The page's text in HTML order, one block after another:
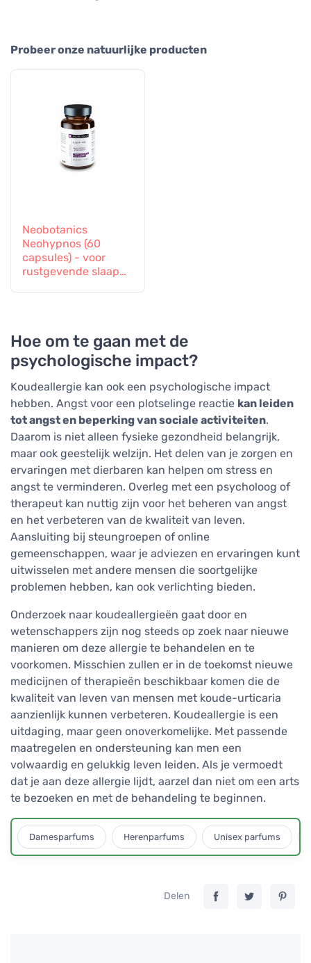
Probeer onze natuurlijke producten
Neobotanics
Neohypnos (60
capsules) - voor
rustgevende slaap
Hoe om te gaan met de
psychologische impact?
Koudeallergie kan ook een psychologische impact
hebben. Angst voor een plotselinge reactie kan leiden
tot angst en beperking van sociale activiteiten.
Daarom is niet alleen fysieke gezondheid belangrijk,
maar ook geestelijk welzijn. Het delen van je zorgen en
ervaringen met dierbaren kan helpen om stress en
angst te verminderen. Overleg met een psycholoog of
therapeut kan nuttig zijn voor het beheren van angst
en het verbeteren van de kwaliteit van leven.
Aansluiting bij steungroepen of online
gemeenschappen, waar je adviezen en ervaringen kunt
uitwisselen met andere mensen die soortgelijke
problemen hebben, kan ook verlichting bieden.
Onderzoek naar koudeallergieën gaat door en
wetenschappers zijn nog steeds op zoek naar nieuwe
manieren om deze allergie te behandelen en te
voorkomen. Misschien zullen er in de toekomst nieuwe
medicijnen of therapieën beschikbaar komen die de
kwaliteit van leven van mensen met koude-urticaria
aanzienlijk kunnen verbeteren. Koudeallergie is een
uitdaging, maar geen onoverkomelijke. Met passende
maatregelen en ondersteuning kan men een
volwaardig en gelukkig leven leiden. Als je vermoedt
dat je aan deze allergie lijdt, aarzel dan niet om een arts
te bezoeken en met de behandeling te beginnen.
Damesparfums Herenparfums Unisex parfums
Delen